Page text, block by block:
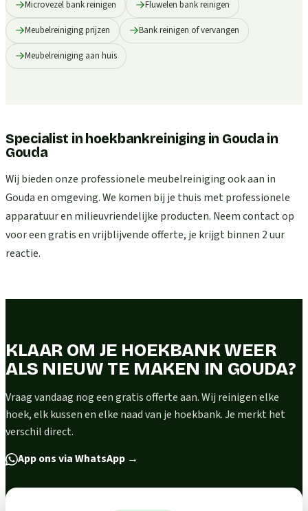
Microvezel bank reinigen Fluwelen bank reinigen
Meubelreiniging prijzen Bank reinigen of vervangen
Meubelreiniging aan huis
Specialist in hoekbankreiniging in Gouda in
Gouda
Wij bieden onze professionele meubelreiniging ook aan in
Gouda en omgeving. We komen bij je thuis met professionele
apparatuur en milieuvriendelijke producten. Neem contact op
voor een gratis en vrijblijvende offerte, je krijgt binnen 2 uur
reactie.
KLAAR OM JE HOEKBANK WEER
ALS NIEUW TE MAKEN IN GOUDA?
Vraag vandaag nog een gratis offerte aan. Wij reinigen elke
hoek, elk kussen en elke naad van je hoekbank. Je merkt het
verschil direct.
App ons via WhatsApp →